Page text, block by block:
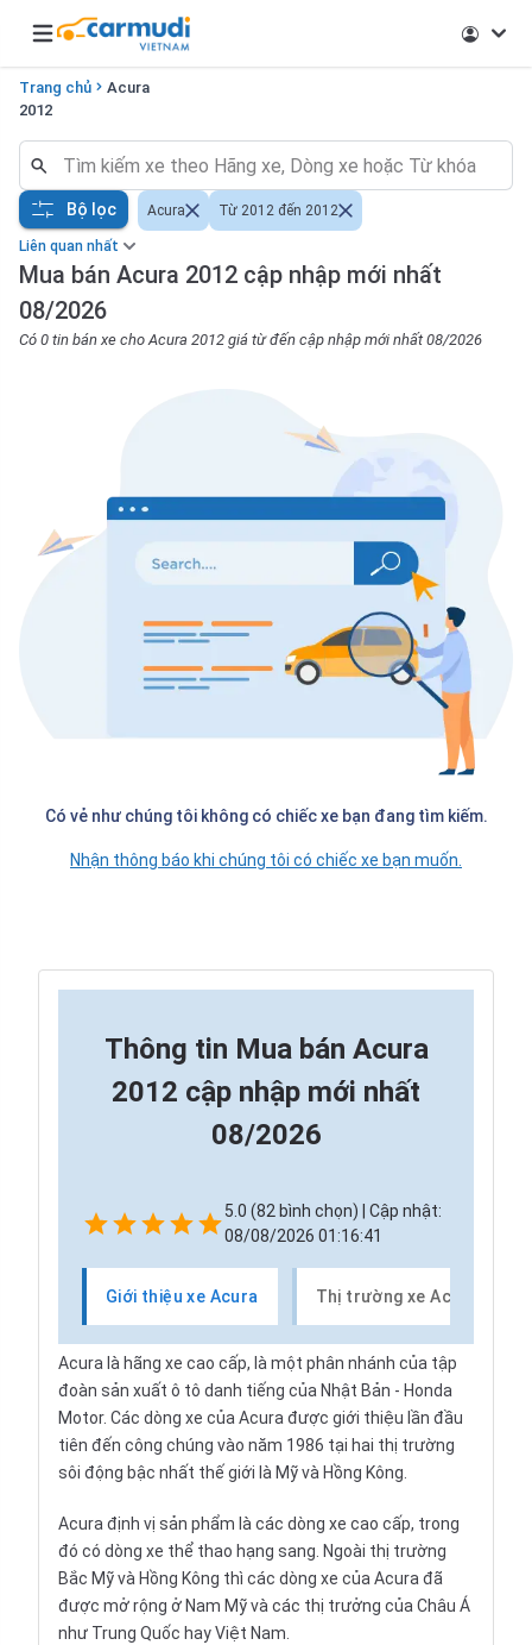
Open main menu
Trang chủ
Acura
2012
Liên quan nhất
Mua bán Acura 2012 cập nhập mới nhất
08/2026
Có 0 tin bán xe cho Acura 2012 giá từ đến cập nhập mới nhất 08/2026
Bộ lọc Acura Từ 2012 đến 2012
Có vẻ như chúng tôi không có chiếc xe bạn đang tìm kiếm.
Nhận thông báo khi chúng tôi có chiếc xe bạn muốn.
Thông tin Mua bán Acura
2012 cập nhập mới nhất
08/2026
5.0 (82 bình chọn) | Cập nhật:
08/08/2026 01:16:41
Giới thiệu xe Acura Thị trường xe Acura
Acura là hãng xe cao cấp, là một phân nhánh của tập
đoàn sản xuất ô tô danh tiếng của Nhật Bản - Honda
Motor. Các dòng xe của Acura được giới thiệu lần đầu
tiên đến công chúng vào năm 1986 tại hai thị trường
sôi động bậc nhất thế giới là Mỹ và Hồng Kông.
Acura định vị sản phẩm là các dòng xe cao cấp, trong
đó có dòng xe thể thao hạng sang. Ngoài thị trường
Bắc Mỹ và Hồng Kông thì các dòng xe của Acura đã
được mở rộng ở Nam Mỹ và các thị trưởng của Châu Á
như Trung Quốc hay Việt Nam.